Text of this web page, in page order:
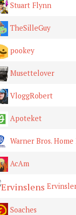
Stuart Flynn
TheSilleGuy
pookey
Musettelover
VloggRobert
Apoteket
Warner Bros.
AcAm
Soaches